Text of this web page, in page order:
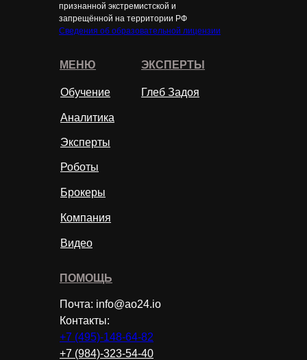
признанной экстремистской и
запрещённой на территории РФ
Сведения об образовательной лицензии
Обучение
Эксперты
Аналитика
Роботы
Брокеры
Компания
Видео
ЭКСПЕРТЫ
Почта: info@ao24.io
Контакты:
+7 (495)-148-64-82
+7 (984)-323-54-40
Глеб Задоя
ПОМОЩЬ
МЕНЮ